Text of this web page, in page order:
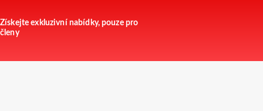
Získejte exkluzivní nabídky, pouze pro
členy